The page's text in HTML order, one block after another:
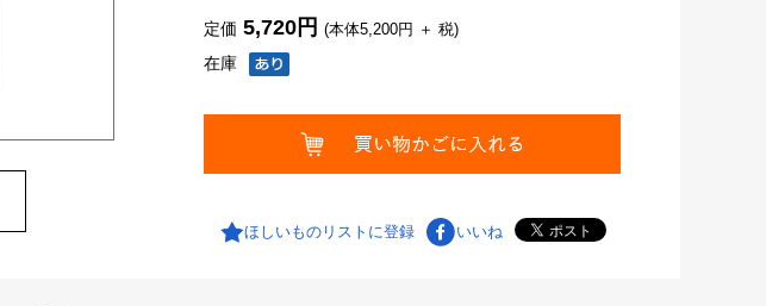
在庫
定価 5,720円 (本体5,200円 ＋ 税)
ほしいものリストに登録 いいね